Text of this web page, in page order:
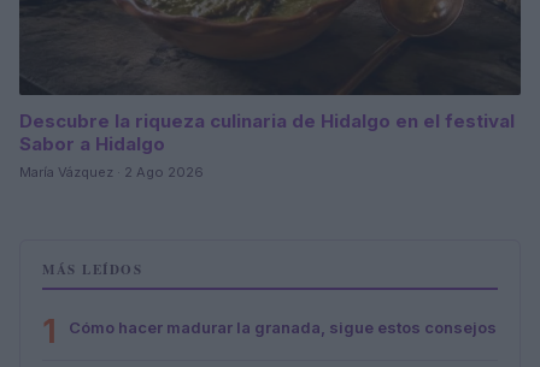
Descubre la riqueza culinaria de Hidalgo en el festival
Sabor a Hidalgo
María Vázquez · 2 Ago 2026
MÁS LEÍDOS
1 Cómo hacer madurar la granada, sigue estos consejos